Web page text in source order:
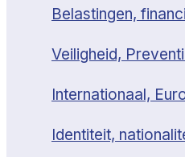
Belastingen,
Veiligheid,
Internationaal,
Identiteit,